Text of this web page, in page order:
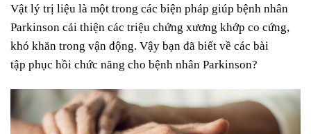
Vật lý trị liệu là một trong các biện pháp giúp bệnh nhân
Parkinson cải thiện các triệu chứng xương khớp co cứng,
khó khăn trong vận động. Vậy bạn đã biết về các bài
tập phục hồi chức năng cho bệnh nhân Parkinson?